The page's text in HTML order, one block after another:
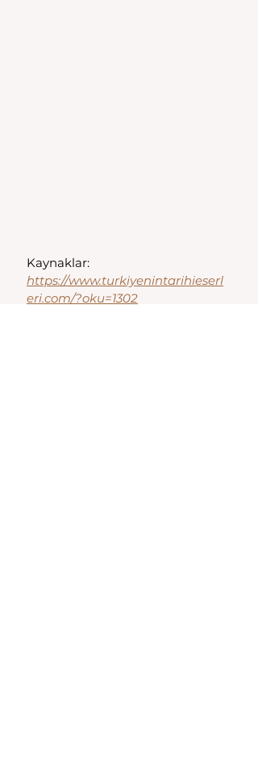
Kaynaklar:
https://www.turkiyenintarihieserl
eri.com/?oku=1302